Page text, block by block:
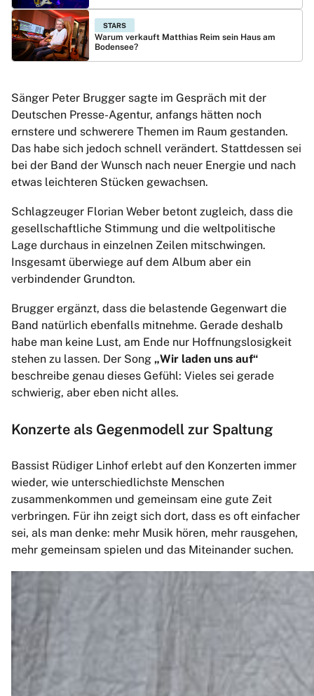
STARS
Warum verkauft Matthias Reim sein Haus am
Bodensee?
Sänger Peter Brugger sagte im Gespräch mit der
Deutschen Presse-Agentur, anfangs hätten noch
ernstere und schwerere Themen im Raum gestanden.
Das habe sich jedoch schnell verändert. Stattdessen sei
bei der Band der Wunsch nach neuer Energie und nach
etwas leichteren Stücken gewachsen.
Schlagzeuger Florian Weber betont zugleich, dass die
gesellschaftliche Stimmung und die weltpolitische
Lage durchaus in einzelnen Zeilen mitschwingen.
Insgesamt überwiege auf dem Album aber ein
verbindender Grundton.
Brugger ergänzt, dass die belastende Gegenwart die
Band natürlich ebenfalls mitnehme. Gerade deshalb
habe man keine Lust, am Ende nur Hoffnungslosigkeit
stehen zu lassen. Der Song „Wir laden uns auf“
beschreibe genau dieses Gefühl: Vieles sei gerade
schwierig, aber eben nicht alles.
Konzerte als Gegenmodell zur Spaltung
Bassist Rüdiger Linhof erlebt auf den Konzerten immer
wieder, wie unterschiedlichste Menschen
zusammenkommen und gemeinsam eine gute Zeit
verbringen. Für ihn zeigt sich dort, dass es oft einfacher
sei, als man denke: mehr Musik hören, mehr rausgehen,
mehr gemeinsam spielen und das Miteinander suchen.